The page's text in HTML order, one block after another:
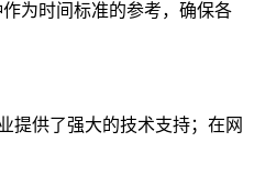
为时间标准的参考，确保各
供了强大的技术支持；在网